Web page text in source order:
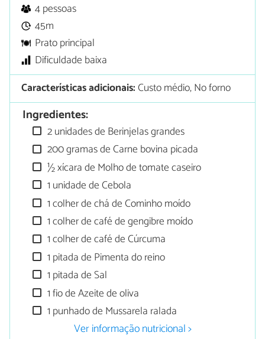
4 pessoas
45m
Prato principal
Dificuldade baixa
Características adicionais:Custo médio, No forno
Ingredientes:
2 unidades de Berinjelas grandes
200 gramas de Carne bovina picada
½ xícara de Molho de tomate caseiro
1 unidade de Cebola
1 colher de chá de Cominho moído
1 colher de café de gengibre moído
1 colher de café de Cúrcuma
1 pitada de Pimenta do reino
1 pitada de Sal
1 fio de Azeite de oliva
1 punhado de Mussarela ralada
Ver informação nutricional >